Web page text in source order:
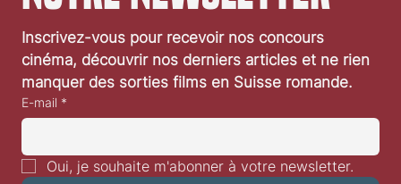
Inscrivez-vous pour recevoir nos concours
cinéma, découvrir nos derniers articles et ne rien
manquer des sorties films en Suisse romande.
E-mail *
Oui, je souhaite m'abonner à votre newsletter.